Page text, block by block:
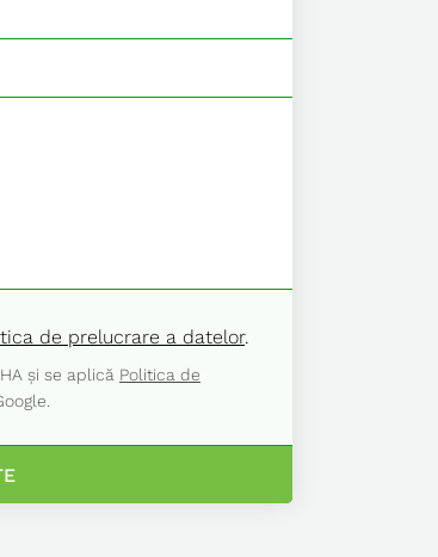
de prelucrare a datelor.
și se aplică Politica de